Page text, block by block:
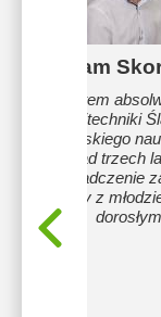
Adam
Jestem
Politechniki
angielskiego
ponad trzech
doświadczenie
pracy z